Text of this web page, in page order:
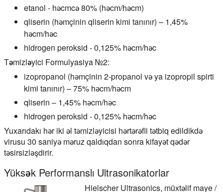
etanol - həcmcə 80% (həcm/həcm)
qliserin (həmçinin qliserin kimi tanınır) – 1,45%
həcm/həc
hidrogen peroksid - 0,125% həcm/həc
Təmizləyici Formulyasiya №2:
izopropanol (həmçinin 2-propanol və ya izopropil spirti
kimi tanınır) – 75% həcm/həcm
qliserin – 1,45% həcm/həc
hidrogen peroksid - 0,125% həcm/həc
Yuxarıdakı hər iki əl təmizləyicisi hərtərəfli tətbiq edildikdə
virusu 30 saniyə məruz qaldıqdan sonra kifayət qədər
təsirsizləşdirir.
Yüksək Performanslı Ultrasonikatorlar
Hielscher Ultrasonics, müxtəlif maye /